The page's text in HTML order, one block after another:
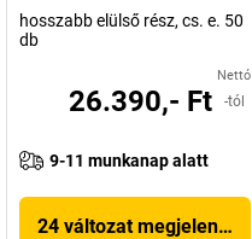
hosszabb elülső rész, cs. e. 50
db
Nettó
26.390,- Ft -tól
9-11 munkanap alatt
24 változat megjelenítése